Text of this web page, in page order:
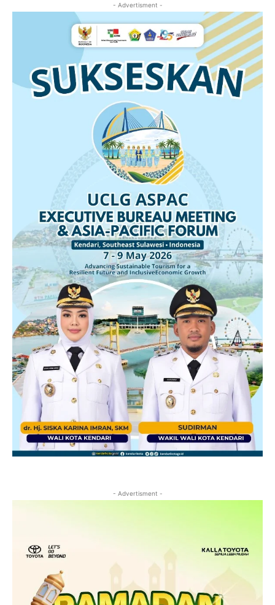
- Advertisment -
- Advertisment -